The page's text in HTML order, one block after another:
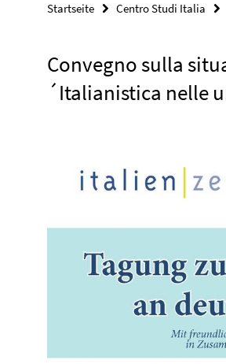
Startseite Centro Studi Italia
Convegno sulla
´Italianistica nelle